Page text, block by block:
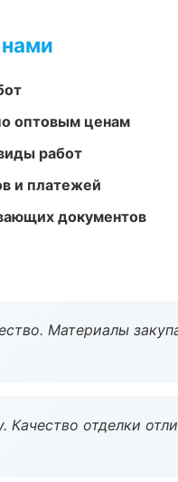
оптовым ценам
работ
и платежей
документов
Материалы
Качество отделки